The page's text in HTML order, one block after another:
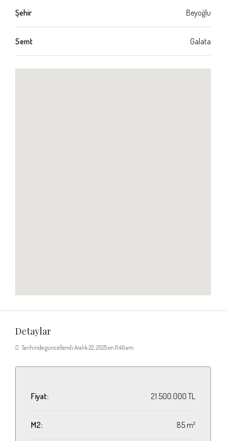
Şehir Beyoğlu
Semt Galata
Detaylar
Tarihinde güncellendi Aralık 22, 2025 en 11:46 am
Fiyat: 21.500.000 TL
M2: 85 m²